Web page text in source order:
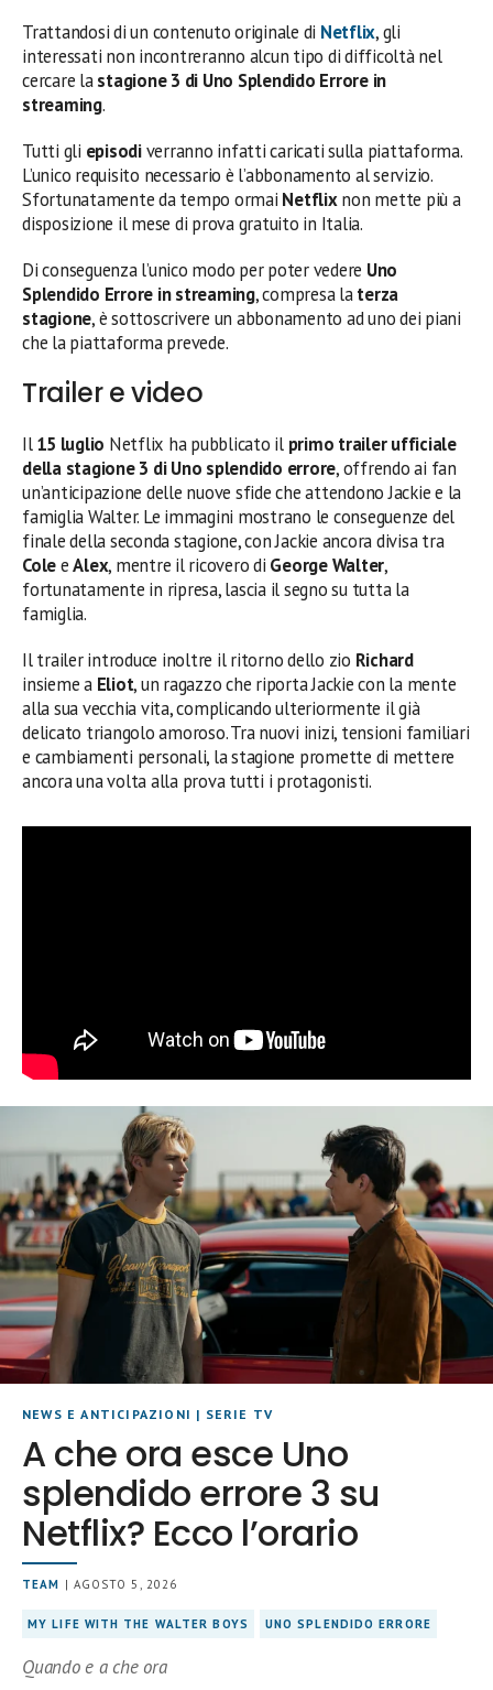
Trattandosi di un contenuto originale di Netflix, gli
interessati non incontreranno alcun tipo di difficoltà nel
cercare lastagione 3 di Uno Splendido Errore in
streaming.
Tutti gli episodiverranno infatti caricati sulla piattaforma.
L’unico requisito necessario è l’abbonamento al servizio.
Sfortunatamente da tempo ormai Netflixnon mette più a
disposizione il mese di prova gratuito in Italia.
Di conseguenza l’unico modo per poter vedere Uno
Splendido Errore in streaming, compresa laterza
stagione, è sottoscrivere un abbonamento ad uno dei piani
che la piattaforma prevede.
Trailer e video
Il15 luglio Netflix ha pubblicato il primo trailer ufficiale
della stagione 3 di Uno splendido errore, offrendo ai fan
un’anticipazione delle nuove sfide che attendono Jackie e la
famiglia Walter. Le immagini mostrano le conseguenze del
finale della seconda stagione, con Jackie ancora divisa tra
ColeeAlex, mentre il ricovero di George Walter,
fortunatamente in ripresa, lascia il segno su tutta la
famiglia.
Il trailer introduce inoltre il ritorno dello zio Richard
insieme a Eliot, un ragazzo che riporta Jackie con la mente
alla sua vecchia vita, complicando ulteriormente il già
delicato triangolo amoroso. Tra nuovi inizi, tensioni familiari
e cambiamenti personali, la stagione promette di mettere
ancora una volta alla prova tutti i protagonisti.
NEWS E ANTICIPAZIONI | SERIE TV
A che ora esce Uno
splendido errore 3 su
Netflix? Ecco l’orario
TEAM | AGOSTO 5, 2026
MY LIFE WITH THE WALTER BOYS UNO SPLENDIDO ERRORE
Quando e a che ora